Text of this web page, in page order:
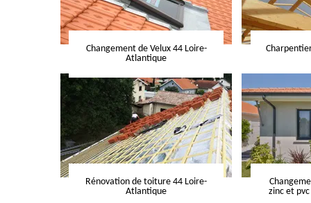
Changement de Velux 44 Loire-
Atlantique
Rénovation de toiture 44 Loire-
Atlantique
zinc et